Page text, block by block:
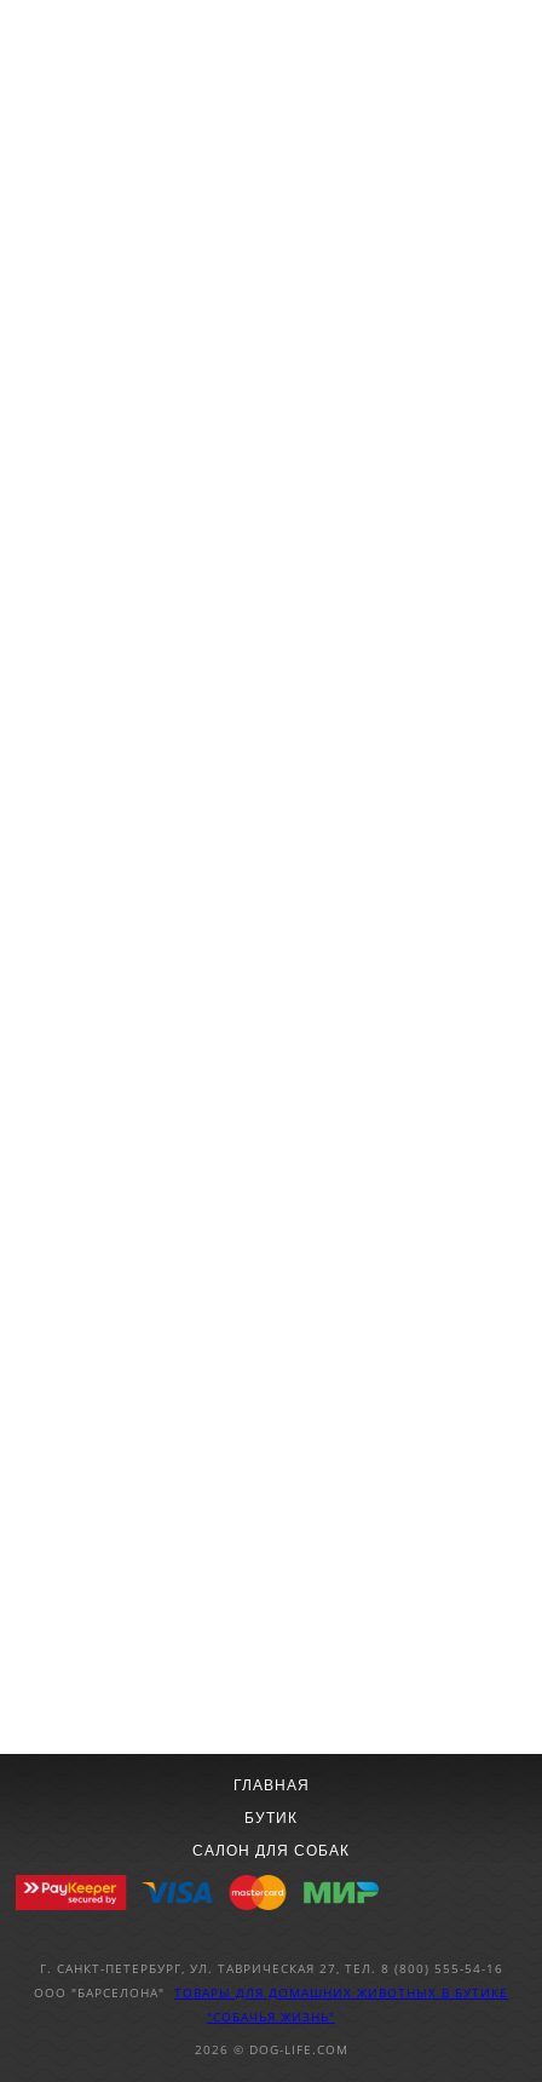
ГЛАВНАЯ
БУТИК
САЛОН ДЛЯ СОБАК
Г. САНКТ-ПЕТЕРБУРГ, УЛ. ТАВРИЧЕСКАЯ 27, ТЕЛ. 8 (800) 555-54-16
ООО "БАРСЕЛОНА" ТОВАРЫ ДЛЯ ДОМАШНИХ ЖИВОТНЫХ В БУТИКЕ
"СОБАЧЬЯ ЖИЗНЬ"
2026 © DOG-LIFE.COM